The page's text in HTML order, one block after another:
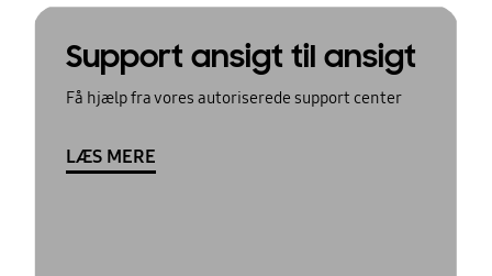
Support ansigt til ansigt
Få hjælp fra vores autoriserede support center
LÆS MERE